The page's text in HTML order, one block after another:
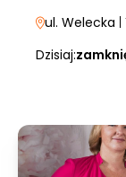
ul. Welecka
Dzisiaj: